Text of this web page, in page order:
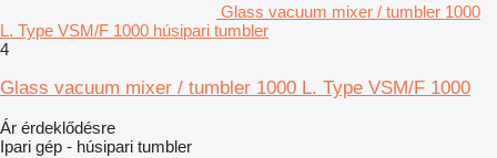
Glass vacuum mixer / tumbler 1000
L. Type VSM/F 1000 húsipari tumbler
4
Glass vacuum mixer / tumbler 1000 L. Type VSM/F 1000
Ár érdeklődésre
Ipari gép - húsipari tumbler